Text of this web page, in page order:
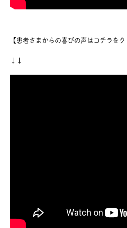
【患者さまからの喜びの声はコチラをク
↓↓